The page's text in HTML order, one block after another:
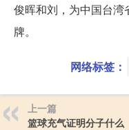
俊晖和刘，为中国台
牌。
网络标签：
上一篇
篮球充气证明分子什么